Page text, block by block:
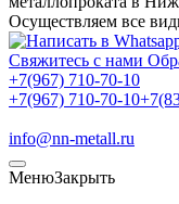
Осуществляем все
Свяжитесь с нами
+7(967) 710-70-10
+7(967) 710-70-10
info@nn-metall.ru
МенюЗакрыть